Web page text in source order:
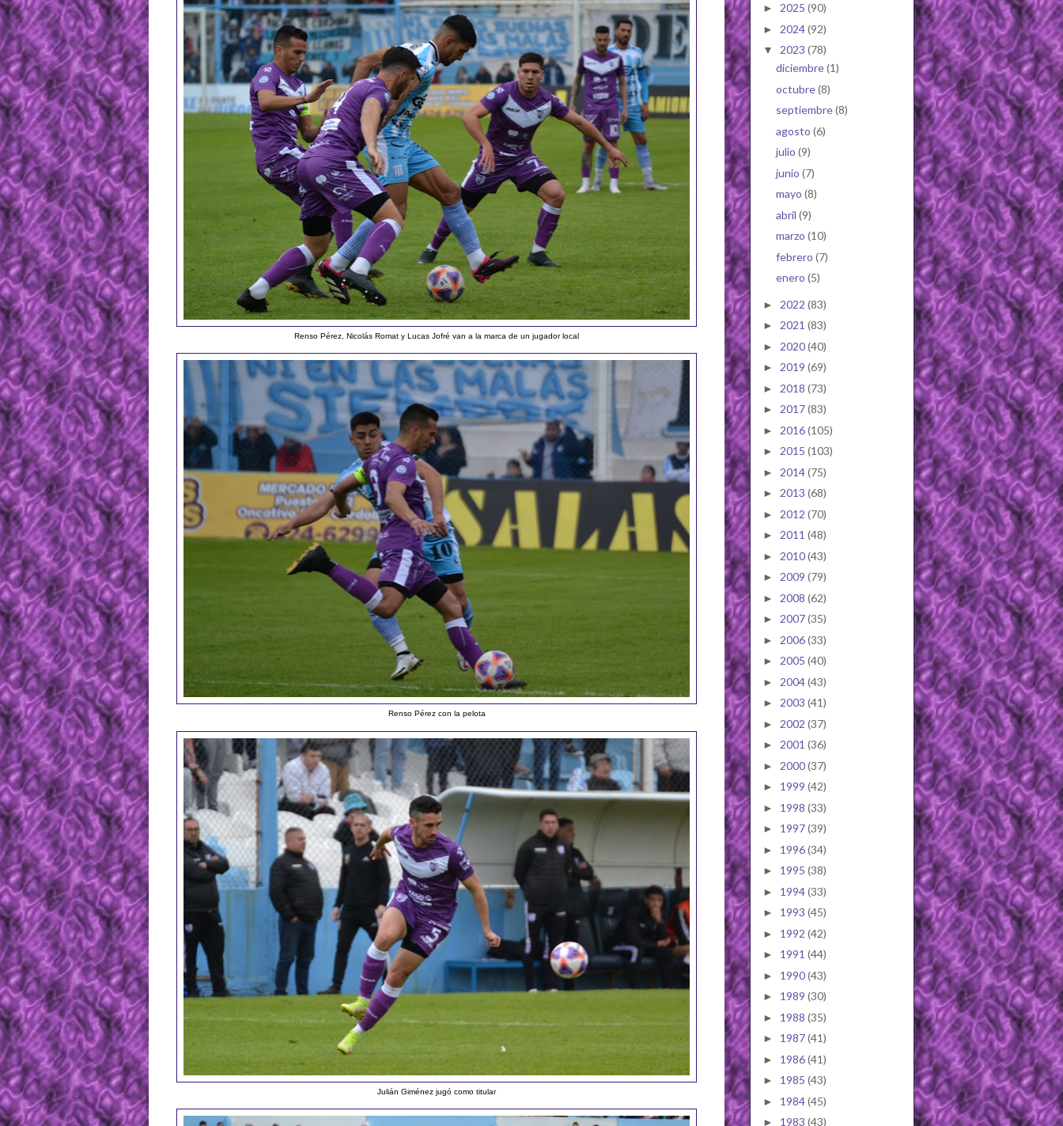
Renso Pérez, Nicolás Romat y Lucas Jofré van a la marca de un jugador local
Renso Pérez con la pelota
Julián Giménez jugó como titular
► 2025 (90)
► 2024(92)
▼ 2023 (78)
diciembre(1)
octubre(8)
septiembre(8)
agosto (6)
julio (9)
junio (7)
mayo (8)
abril (9)
marzo (10)
febrero (7)
enero (5)
► 2022 (83)
► 2021 (83)
► 2020(40)
► 2019 (69)
► 2018 (73)
► 2017(83)
► 2016(105)
► 2015 (103)
► 2014(75)
► 2013 (68)
► 2012 (70)
► 2011 (48)
► 2010(43)
► 2009 (79)
► 2008 (62)
► 2007(35)
► 2006(33)
► 2005 (40)
► 2004(43)
► 2003 (41)
► 2002 (37)
► 2001 (36)
► 2000(37)
► 1999 (42)
► 1998 (33)
► 1997(39)
► 1996(34)
► 1995 (38)
► 1994(33)
► 1993 (45)
► 1992 (42)
► 1991 (44)
► 1990(43)
► 1989 (30)
► 1988 (35)
► 1987(41)
► 1986(41)
► 1985 (43)
► 1984(45)
► 1983 (43)